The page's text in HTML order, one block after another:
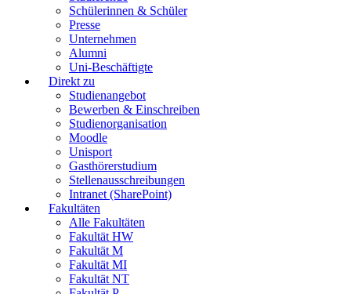
Schülerinnen & Schüler
Presse
Unternehmen
Alumni
Uni-Beschäftigte
Direkt zu
Studienangebot
Bewerben & Einschreiben
Studienorganisation
Moodle
Unisport
Gasthörerstudium
Stellenausschreibungen
Intranet (SharePoint)
Fakultäten
Alle Fakultäten
Fakultät HW
Fakultät M
Fakultät MI
Fakultät NT